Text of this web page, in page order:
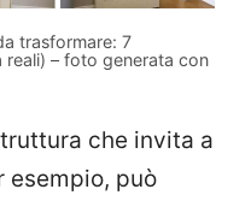
trasformare: 7
– foto generata con
che invita a
esempio, può